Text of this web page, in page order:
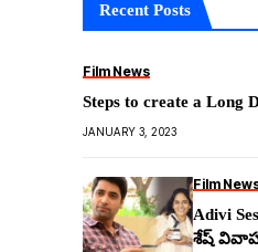
Recent Posts
Film News
Steps to create a Long
JANUARY 3, 2023
Film
Adivi
శేష్